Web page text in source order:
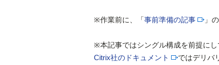
※作業前に、「事前準備の記事 」
※本記事ではシングル構成を前提に
Citrix社のドキュメント
ではデリバ